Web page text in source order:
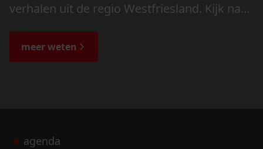
verhalen uit de regio Westfriesland. Kijk naar
de bijzondere verhalen.
meer weten
agenda